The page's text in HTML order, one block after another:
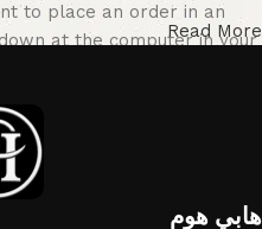
to place an order in an
at the computer in your
furniture are available.
modern form of art
Read More
هابي هوم​